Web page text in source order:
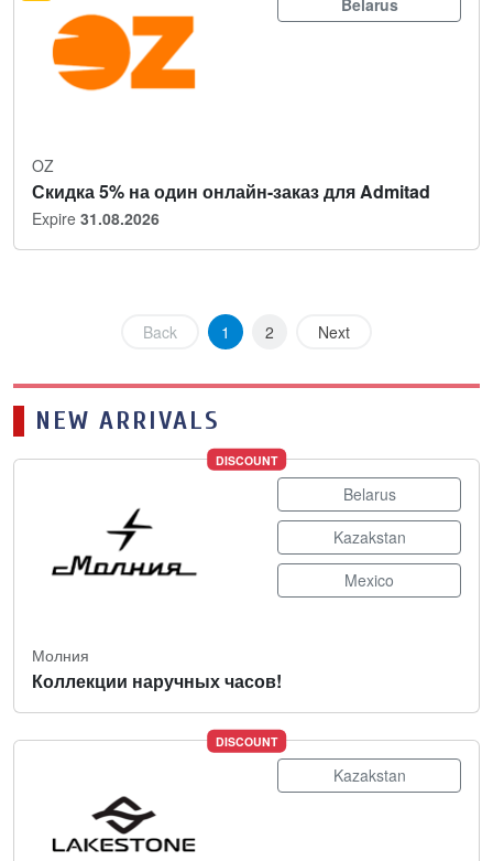
OZ
Скидка 5% на один онлайн-заказ для Admitad
Expire 31.08.2026
Back 1 2 Next
NEW ARRIVALS
DISCOUNT
Belarus
Kazakstan
Mexico
Молния
Коллекции наручных часов!
DISCOUNT
Kazakstan